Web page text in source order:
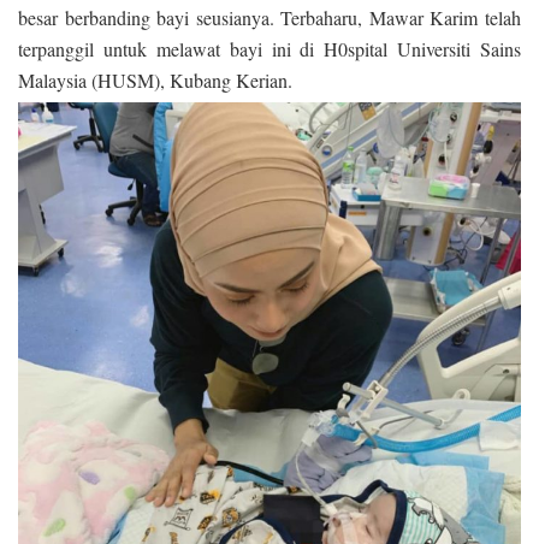
besar berbanding bayi seusianya. Terbaharu, Mawar Karim telah
terpanggil untuk melawat bayi ini di H0spital Universiti Sains
Malaysia (HUSM), Kubang Kerian.